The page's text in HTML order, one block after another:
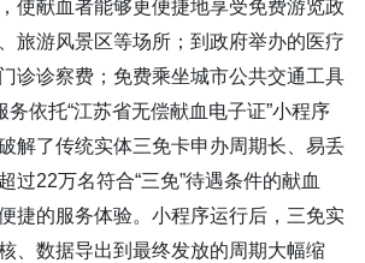
使献血者能够更便捷地享受免费游览政
旅游风景区等场所；到政府举办的医疗
诊诊察费；免费乘坐城市公共交通工具
务依托“江苏省无偿献血电子证”小程序
解了传统实体三免卡申办周期长、易丢
过22万名符合“三免”待遇条件的献血
捷的服务体验。小程序运行后，三免实
、数据导出到最终发放的周期大幅缩